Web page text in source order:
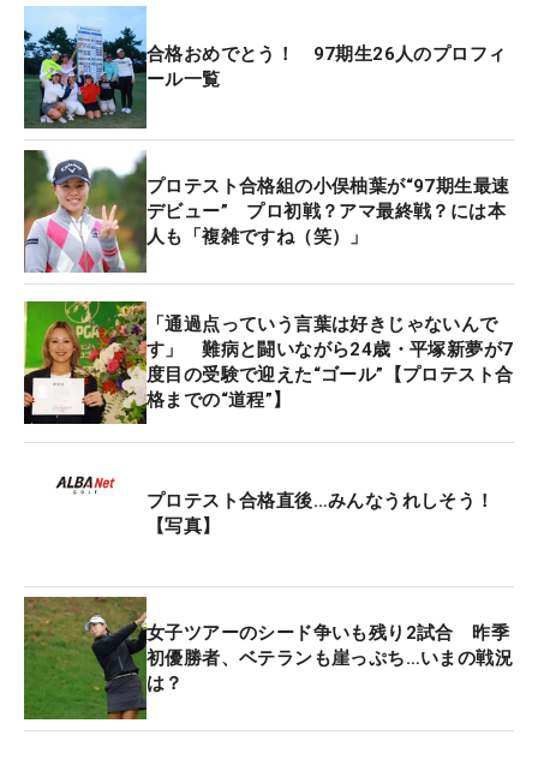
とウルっときました」
その時、頭をよぎっていたのは、コロナ禍で2度プ
ロテストが行われた21年のできごとだ。1回目（20
年度）のテストでは第1次予選で56位に終わり、2次
への進出を逃した。何よりもショックだったのが、
その会場、三重県にあるココパリゾートクラブ白山
ヴィレッジGCが、高校卒業から研修生として所属し
ていた場所だったこと。「自分のところで落ちちゃ
ったんです。この時は本当にやめようかなって。こ
こで通れなかったらどうすればいいんだろう」。初
受験となった16年からそこまで、1次予選はすべて
通過してきた。それに加えてホームコースでの失敗
とあれば、さすがに堪える。『腐っちゃダメ』。そ
んな周囲の声だけが支えだった。
て最終プロテストに進んだのが2年前の22年だった
のだが、それが今年と同じ大洗での開催。「この年
に最終に行けたことで、“まだやれる”って思えまし
た」。そこでは合格には至らなかったが、今年、そ
合格おめでとう！ 97期生26人のプロフィ
ール一覧
プロテスト合格組の小俣柚葉が“97期生最速
デビュー” プロ初戦？アマ最終戦？には本
人も「複雑ですね（笑）」
「通過点っていう言葉は好きじゃないんで
す」 難病と闘いながら24歳・平塚新夢が7
度目の受験で迎えた“ゴール”【プロテスト合
格までの“道程”】
プロテスト合格直後…みんなうれしそう！
【写真】
女子ツアーのシード争いも残り2試合 昨季
初優勝者、ベテランも崖っぷち…いまの戦況
は？